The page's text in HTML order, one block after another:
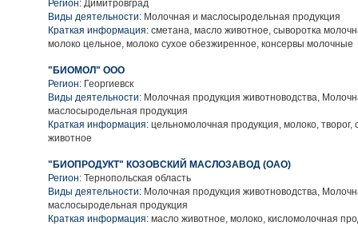
Регион: Димитровград
Виды деятельности: Молочная и маслосыродельная продукция
Краткая информация: сметана, масло животное, сыворотка
молоко цельное, молоко сухое обезжиренное, консервы молочные
"БИОМОЛ" ООО
Регион: Георгиевск
Виды деятельности: Молочная продукция животноводства,
маслосыродельная продукция
Краткая информация: цельномолочная продукция, молоко, творог,
животное
"БИОПРОДУКТ" КОЗОВСКИЙ МАСЛОЗАВОД (ОАО)
Регион: Тернопольская область
Виды деятельности: Молочная продукция животноводства,
маслосыродельная продукция
Краткая информация: масло животное, молоко, кисломолочная